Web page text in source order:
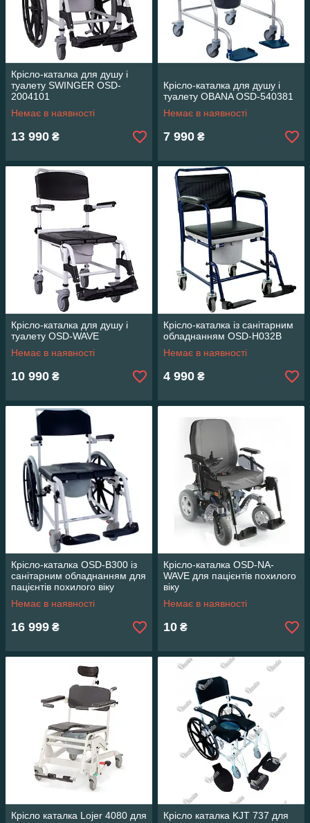
Крісло-каталка для душу і
туалету SWINGER OSD-
2004101
Немає в наявності
13 990 ₴
Крісло-каталка для душу і
туалету OBANA OSD-540381
Немає в наявності
7 990 ₴
Крісло-каталка для душу і
туалету OSD-WAVE
Немає в наявності
10 990 ₴
Крісло-каталка із санітарним
обладнанням OSD-H032B
Немає в наявності
4 990 ₴
Крісло-каталка OSD-B300 із
санітарним обладнанням для
пацієнтів похилого віку
Немає в наявності
16 999 ₴
Крісло-каталка OSD-NA-
WAVE для пацієнтів похилого
віку
Немає в наявності
10 ₴
Крісло каталка Lojer 4080 для
Крісло каталка KJT 737 для